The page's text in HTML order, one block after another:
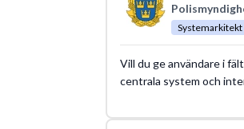
Systemarkitekt
Vill du ge användare i
centrala system och